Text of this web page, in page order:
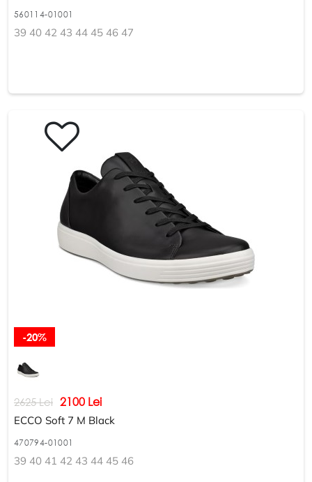
560114-01001
39 40 42 43 44 45 46 47
-20%
2625 Lei 2100 Lei
ECCO Soft 7 M Black
470794-01001
39 40 41 42 43 44 45 46